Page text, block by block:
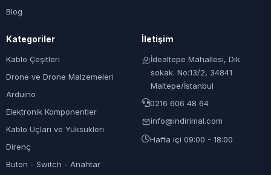
Blog
Kategoriler
Kablo Çeşitleri
Drone ve Drone Malzemeleri
Arduino
Elektronik Komponentler
Kablo Uçları ve Yüksükleri
Direnç
Buton - Switch - Anahtar
İletişim
İdealtepe Mahallesi, Dik
sokak. No:13/2, 34841
Maltepe/İstanbul
0216 606 48 64
info@indirimal.com
Hafta içi 09:00 - 18:00